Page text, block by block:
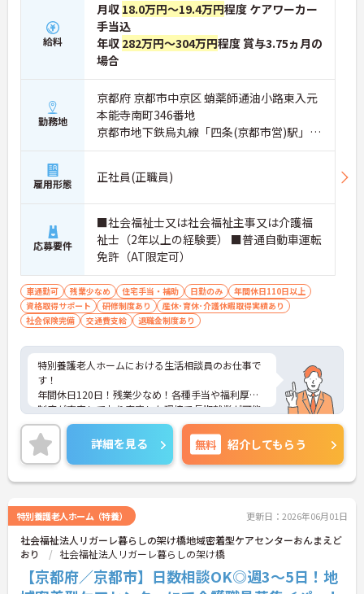
給料
月収 18.0万円～19.4万円程度 ケアワーカー
手当込
年収 282万円～304万円程度 賞与3.75ヵ月の
場合
勤務地
京都府 京都市中京区 蛸薬師通油小路東入元
本能寺南町346番地
京都市地下鉄烏丸線「四条(京都市営)駅」徒
歩11分
雇用形態 正社員(正職員)
応募要件
■社会福祉士又は社会福祉主事又は介護福
祉士（2年以上の経験要） ■普通自動車運転
免許（AT限定可）
車通勤可 残業少なめ 住宅手当・補助 日勤のみ
年間休日110日以上
資格取得サポート
研修制度あり
産休･育休･介護休暇取得実績あり
社会保険完備
交通費支給 退職金制度あり
特別養護老人ホームにおける生活相談員のお仕事で
す！
年間休日120日！残業少なめ！各種手当や福利厚生
制度が充実しており安定した環境で長期就業が可能
です。
ご興味ある方には、面接のポイントなど、さらに詳
細をお話致しますのでお気軽にご相談ください。
詳細を見る 無料 紹介してもらう
特別養護老人ホーム（特養） 更新日：2026年06月01日
社会福祉法人リガーレ暮らしの架け橋地域密着型ケアセンターおんまえど
おり
社会福祉法人リガーレ暮らしの架け橋
【京都府／京都市】日数相談OK◎週3～5日！地